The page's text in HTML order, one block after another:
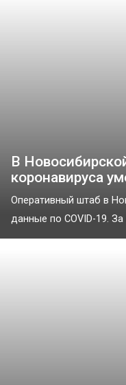
В
коронавируса
Оперативный штаб в
данные по COVID-19. За